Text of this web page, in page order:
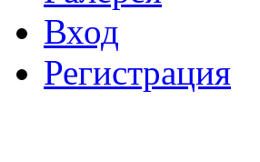
Вход
Регистрация